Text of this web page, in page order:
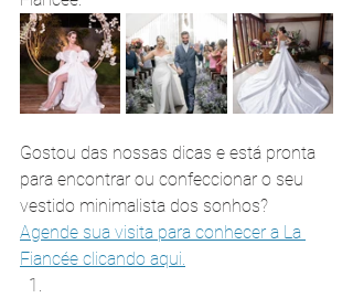
Gostou das nossas dicas e está pronta
para encontrar ou confeccionar o seu
vestido minimalista dos sonhos?
Agende sua visita para conhecer a La
Fiancée clicando aqui.